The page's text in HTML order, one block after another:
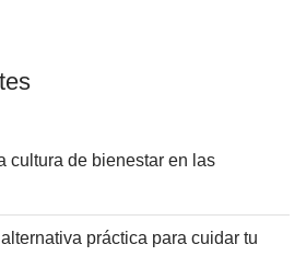
cultura de bienestar en las
práctica para cuidar tu